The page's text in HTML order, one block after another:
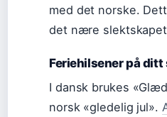
med det norske.
det nære
Feriehilsener på ditt
I dansk brukes
norsk «gledelig jul».